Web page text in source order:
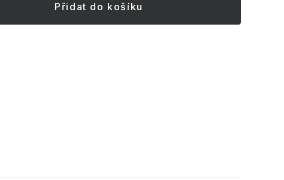
Přidat do košíku